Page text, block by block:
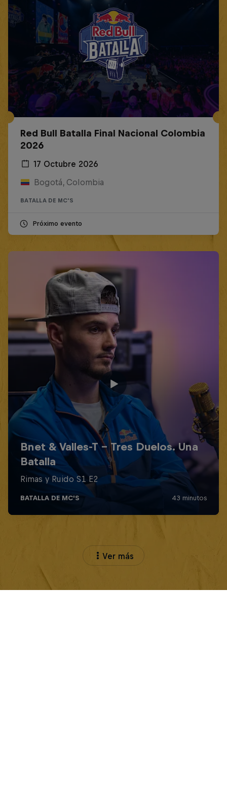
Red Bull Batalla Final Nacional Colombia
2026
17 Octubre 2026
Bogotá, Colombia
BATALLA DE MC'S
Próximo evento
Ver más